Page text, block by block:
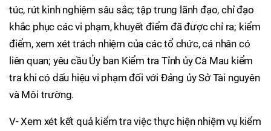
túc, rút kinh nghiệm sâu sắc; tập trung lãnh đạo, chỉ đạo
khắc phục các vi phạm, khuyết điểm đã được chỉ ra; kiểm
điểm, xem xét trách nhiệm của các tổ chức, cá nhân có
liên quan; yêu cầu Ủy ban Kiểm tra Tỉnh ủy Cà Mau kiểm
tra khi có dấu hiệu vi phạm đối với Đảng ủy Sở Tài nguyên
và Môi trường.
V- Xem xét kết quả kiểm tra việc thực hiện nhiệm vụ kiểm